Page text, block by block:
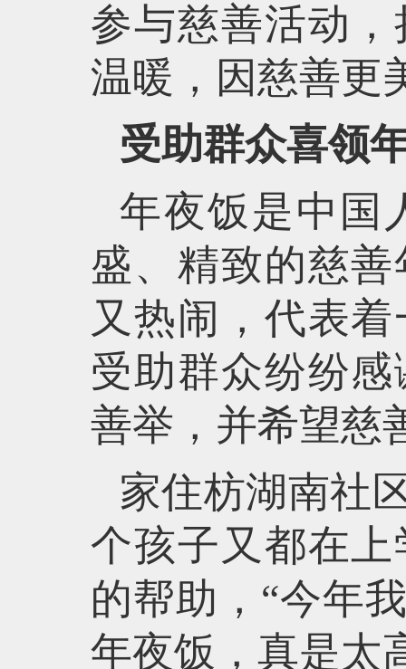
参与慈善活动
温暖，因慈善更
受助群众喜领
年夜饭是中国
盛、精致的慈
又热闹，代表
受助群众纷纷
善举，并希望慈
家住枋湖南社
个孩子又都在
的帮助，“今年
年夜饭，真是太